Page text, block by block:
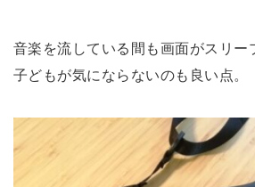
音楽を流している間も画面がスリー
子どもが気にならないのも良い点。